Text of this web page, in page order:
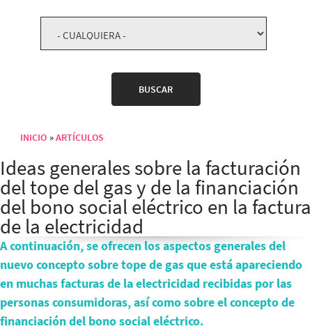
Sobrescribir enlaces de ayuda a la navegación
INICIO ARTÍCULOS
Ideas generales sobre la facturación
del tope del gas y de la financiación
del bono social eléctrico en la factura
de la electricidad
A continuación, se ofrecen los aspectos generales del
nuevo concepto sobre tope de gas que está apareciendo
en muchas facturas de la electricidad recibidas por las
personas consumidoras, así como sobre el concepto de
financiación del bono social eléctrico.